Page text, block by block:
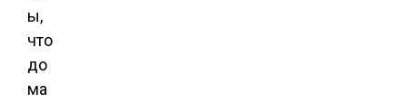
ы,
что
до
ма